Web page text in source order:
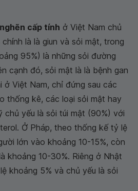
cấp tính ở Việt Nam chủ
là là giun và sỏi mật, trong
95%) là những sỏi đường
cạnh đó, sỏi mật là là bệnh gan
ở Việt Nam, chỉ đứng sau các
thống kê, các loại sỏi mật hay
chủ yếu là sỏi túi mật (90%) với
Ở Pháp, theo thống kế tỷ lệ
lớn vào khoảng 10-15%, còn
khoảng 10-30%. Riêng ở Nhật
khoảng 5% và chủ yếu là sỏi